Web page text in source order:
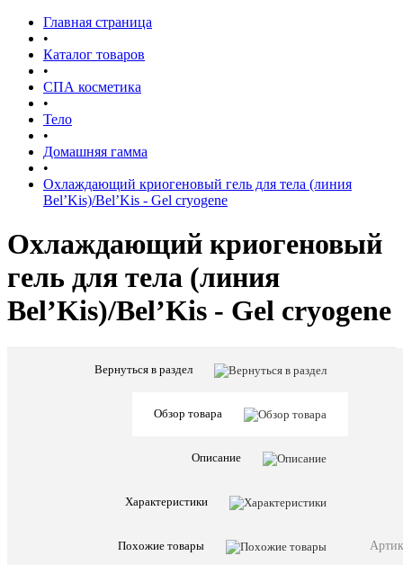
Главная страница
•
Каталог товаров
•
СПА косметика
•
Тело
•
Домашняя гамма
•
Охлаждающий криогеновый гель для тела (линия
Bel’Kis)/Bel’Kis - Gel cryogene
Охлаждающий криогеновый
гель для тела (линия
Bel’Kis)/Bel’Kis - Gel cryogene
Вернуться в раздел
Обзор товара
Описание
Характеристики
Похожие товары